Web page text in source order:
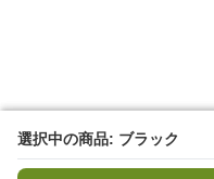
選択中の商品: ブラック
選択中の商品: ブラック